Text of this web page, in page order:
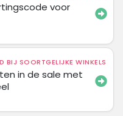
voor
BIJ SOORTGELIJKE WINKELS
in de sale met